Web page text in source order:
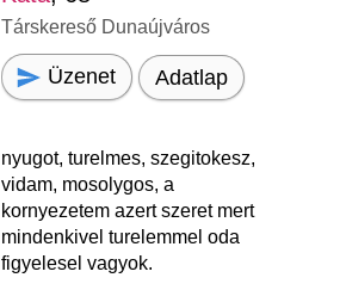
Társkereső Dunaújváros
Üzenet Adatlap
nyugot, turelmes, szegitokesz,
vidam, mosolygos, a
kornyezetem azert szeret mert
mindenkivel turelemmel oda
figyelesel vagyok.